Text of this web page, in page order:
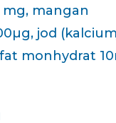
mangan
jod
monhydrat